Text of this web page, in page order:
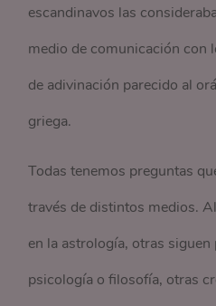
escandinavos las
medio de comunicación con
de adivinación parecido al
griega.
Todas tenemos preguntas
través de distintos medios.
en la astrología, otras
psicología o filosofía, otras